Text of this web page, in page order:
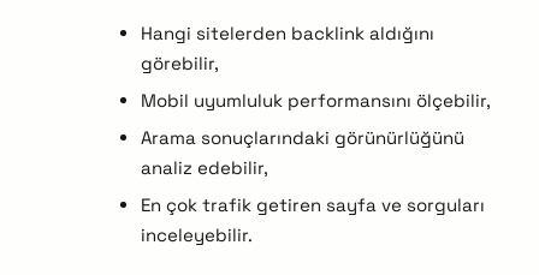
Hangi sitelerden backlink aldığını
görebilir,
Mobil uyumluluk performansını ölçebilir,
Arama sonuçlarındaki görünürlüğünü
analiz edebilir,
En çok trafik getiren sayfa ve sorguları
inceleyebilir.